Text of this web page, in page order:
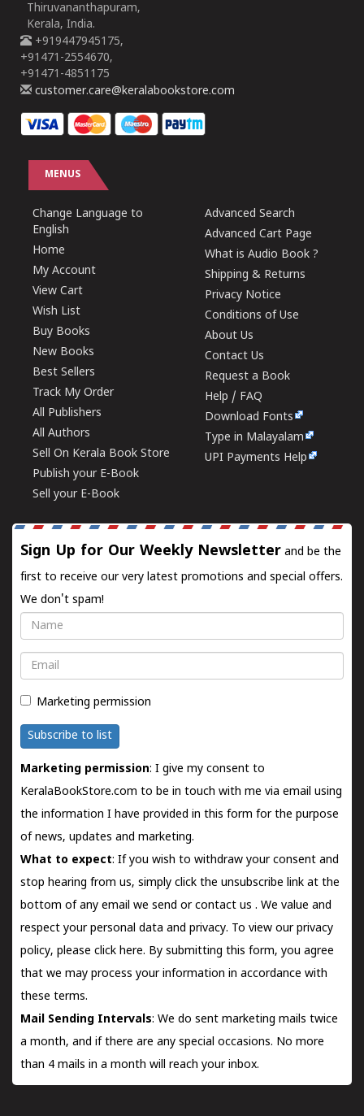
Thiruvananthapuram,
Kerala, India.
+919447945175,
+91471-2554670,
+91471-4851175
customer.care@keralabookstore.com
MENUS
Change Language to
English
Home
My Account
View Cart
Wish List
Buy Books
New Books
Best Sellers
Track My Order
All Publishers
All Authors
Sell On Kerala Book Store
Publish your E-Book
Sell your E-Book
Advanced Search
Advanced Cart Page
What is Audio Book ?
Shipping & Returns
Privacy Notice
Conditions of Use
About Us
Contact Us
Request a Book
Help / FAQ
Download Fonts
Type in Malayalam
UPI Payments Help
Sign Up for Our Weekly Newsletter and be the
first to receive our very latest promotions and special offers.
We don't spam!
Name
Email
Marketing permission
Subscribe to list
Marketing permission: I give my consent to
KeralaBookStore.com to be in touch with me via email using
the information I have provided in this form for the purpose
of news, updates and marketing.
What to expect: If you wish to withdraw your consent and
stop hearing from us, simply click the unsubscribe link at the
bottom of any email we send orcontact us . We value and
respect your personal data and privacy. To view our privacy
policy, please click here. By submitting this form, you agree
that we may process your information in accordance with
these terms.
Mail Sending Intervals: We do sent marketing mails twice
a month, and if there are any special occasions. No more
than 4 mails in a month will reach your inbox.